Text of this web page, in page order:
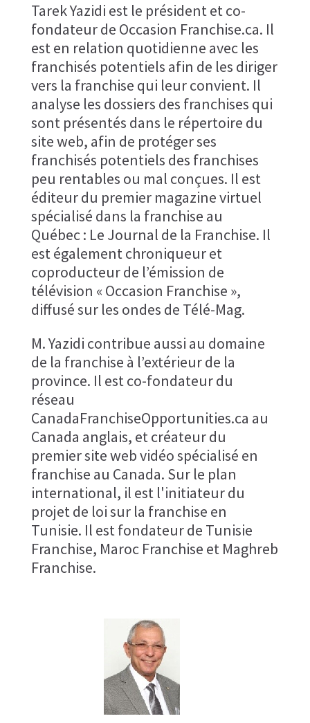
Tarek Yazidi est le président et co-
fondateur de Occasion Franchise.ca. Il
est en relation quotidienne avec les
franchisés potentiels afin de les diriger
vers la franchise qui leur convient. Il
analyse les dossiers des franchises qui
sont présentés dans le répertoire du
site web, afin de protéger ses
franchisés potentiels des franchises
peu rentables ou mal conçues. Il est
éditeur du premier magazine virtuel
spécialisé dans la franchise au
Québec : Le Journal de la Franchise. Il
est également chroniqueur et
coproducteur de l’émission de
télévision « Occasion Franchise »,
diffusé sur les ondes de Télé-Mag.
M. Yazidi contribue aussi au domaine
de la franchise à l’extérieur de la
province. Il est co-fondateur du
réseau
CanadaFranchiseOpportunities.ca au
Canada anglais, et créateur du
premier site web vidéo spécialisé en
franchise au Canada. Sur le plan
international, il est l'initiateur du
projet de loi sur la franchise en
Tunisie. Il est fondateur de Tunisie
Franchise, Maroc Franchise et Maghreb
Franchise.